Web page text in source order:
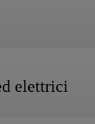
elettrici